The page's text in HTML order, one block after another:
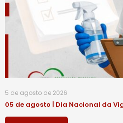
5 de agosto de 2026
05 de agosto | Dia Nacional da